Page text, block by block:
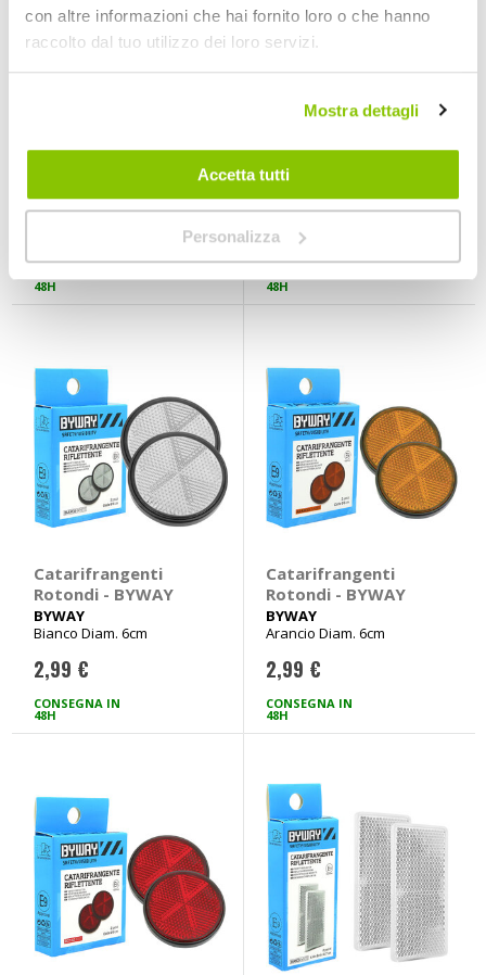
con altre informazioni che hai fornito loro o che hanno
raccolto dal tuo utilizzo dei loro servizi.
Mostra dettagli
Accetta tutti
Personalizza
Nero 140x60x11cm
48H
Triangolari - BYWAY
BYWAY
Rosso 15x13,5cm
3,99 €
48H
Catarifrangenti
Rotondi - BYWAY
BYWAY
Bianco Diam. 6cm
2,99 €
CONSEGNA IN
48H
Catarifrangenti
Rotondi - BYWAY
BYWAY
Arancio Diam. 6cm
2,99 €
CONSEGNA IN
48H